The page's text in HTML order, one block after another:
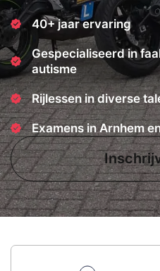
40+ jaar ervaring
Gespecialiseerd in
autisme
Rijlessen in diverse
Examens in Arnhem